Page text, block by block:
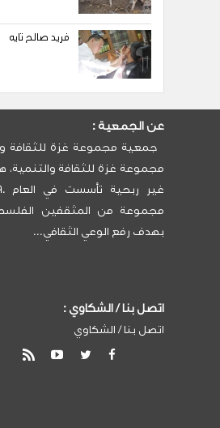
فريد صالح تايه
عن الجمعية :
جمعية مجموعة غزة للثقافة
مجموعة غزة للثقافة والتنمية،
مجموعة من المثقفين
بهدف رفع الوعي الثقافي...
اتصل بنا / الشكاوي :
اتصل بنا / الشكاوي